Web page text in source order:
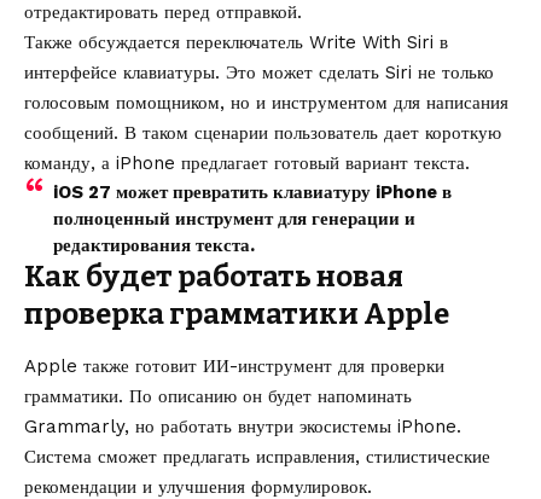
отредактировать перед отправкой.
Также обсуждается переключатель Write With Siri в
интерфейсе клавиатуры. Это может сделать Siri не только
голосовым помощником, но и инструментом для написания
сообщений. В таком сценарии пользователь дает короткую
команду, а iPhone предлагает готовый вариант текста.
iOS 27 может превратить клавиатуру iPhone в
полноценный инструмент для генерации и
редактирования текста.
Как будет работать новая
проверка грамматики Apple
Apple также готовит ИИ-инструмент для проверки
грамматики. По описанию он будет напоминать
Grammarly, но работать внутри экосистемы iPhone.
Система сможет предлагать исправления, стилистические
рекомендации и улучшения формулировок.